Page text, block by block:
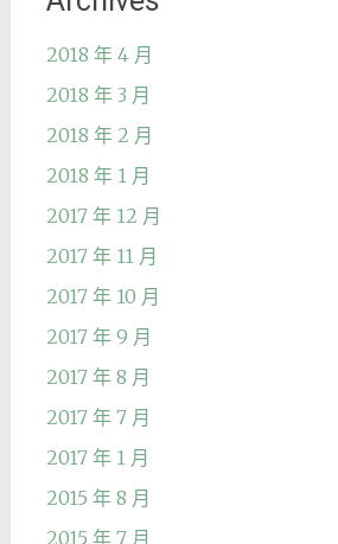
2018 年 4 月
2018 年 3 月
2018 年 2 月
2018 年 1 月
2017 年 12 月
2017 年 11 月
2017 年 10 月
2017 年 9 月
2017 年 8 月
2017 年 7 月
2017 年 1 月
2015 年 8 月
2015 年 7 月